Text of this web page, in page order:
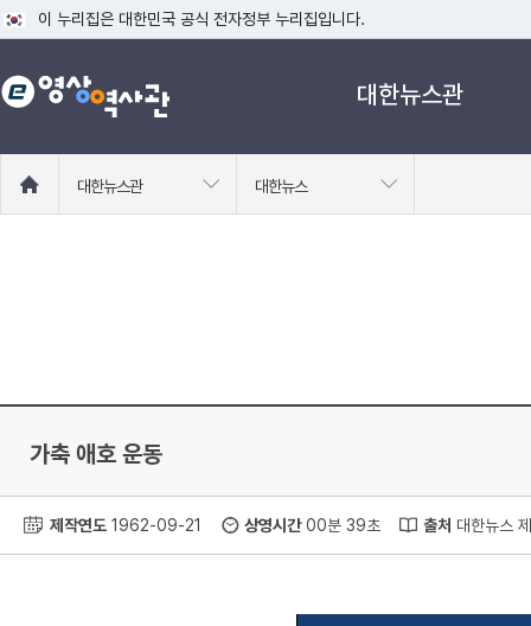
이 누리집은 대한민국 공식 전자정부 누리집입니다.
공식 누리집 주소 확인하기
go.kr 주소를 사용하는 누리집은 대한민국 정부기관이 관리하는 누리집입니
대한뉴스관
로
대한뉴스관 대한뉴스
가축 애호 운동
제작연도 1962-09-21 상영시간00분 39초 출처 대한뉴스